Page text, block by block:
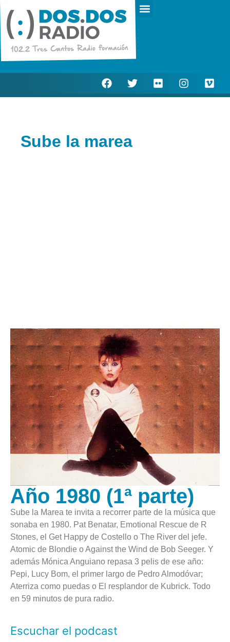
Sube la marea
Año 1980 (1ª parte)
Sube la Marea te invita a recorrer parte de la música que
sonaba en 1980. Pat Benatar, Emotional Rescue de R
Stones, el Get Happy de Costello o The River del jefe.
Atomic de Blondie o Against the Wind de Bob Seeger. Y
además Mónica Anguiano repasa 3 pelis de ese año:
Pepi, Lucy Bom, el primer largo de Pedro Almodóvar;
Aterriza como puedas o El resplandor de Kubrick. Todo
en 59 minutos de pura radio.
Escuchar el podcast